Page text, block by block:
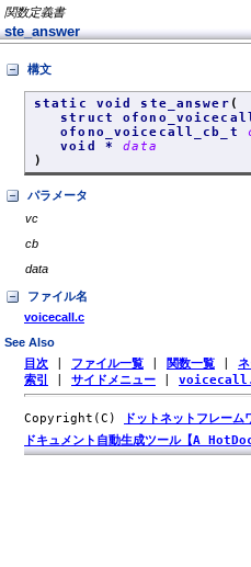
関数定義書
ste_answer
構文
static void ste_answer (
struct
ofono_voicecall_cb_t
void *data
)
パラメータ
vc
cb
data
ファイル名
voicecall.c
See Also
目次 ファイル一覧 関数一覧
索引
サイドメニュー
Copyright(C) ドットネットフレー
ドキュメント自動生成ツール【A